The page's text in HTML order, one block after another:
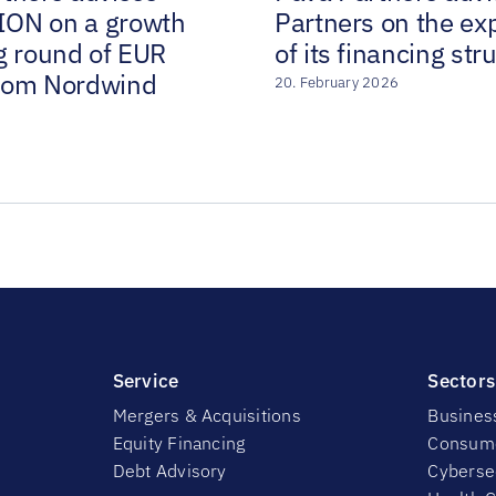
on a growth
round of EUR
Nordwind
Partners on the
of its financing
20. February 2026
Service
Mergers & Acquisitions
Equity Financing
Debt Advisory
Sectors